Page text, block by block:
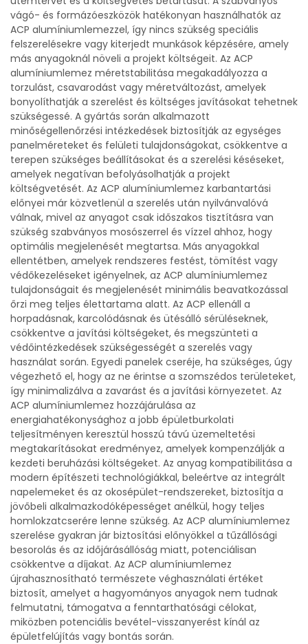
vágó- és formázóeszközök hatékonyan használhatók az
ACP alumíniumlemezzel, így nincs szükség speciális
felszerelésekre vagy kiterjedt munkások képzésére, amely
más anyagoknál növeli a projekt költségeit. Az ACP
alumíniumlemez méretstabilitása megakadályozza a
torzulást, csavarodást vagy méretváltozást, amelyek
bonyolíthatják a szerelést és költséges javításokat tehetnek
szükségessé. A gyártás során alkalmazott
minőségellenőrzési intézkedések biztosítják az egységes
panelméreteket és felületi tulajdonságokat, csökkentve a
terepen szükséges beállításokat és a szerelési késéseket,
amelyek negatívan befolyásolhatják a projekt
költségvetését. Az ACP alumíniumlemez karbantartási
előnyei már közvetlenül a szerelés után nyilvánvalóvá
válnak, mivel az anyagot csak időszakos tisztításra van
szükség szabványos mosószerrel és vízzel ahhoz, hogy
optimális megjelenését megtartsa. Más anyagokkal
ellentétben, amelyek rendszeres festést, tömítést vagy
védőkezeléseket igényelnek, az ACP alumíniumlemez
tulajdonságait és megjelenését minimális beavatkozással
őrzi meg teljes élettartama alatt. Az ACP ellenáll a
horpadásnak, karcolódásnak és ütésálló sérüléseknek,
csökkentve a javítási költségeket, és megszünteti a
védőintézkedések szükségességét a szerelés vagy
használat során. Egyedi panelek cseréje, ha szükséges, úgy
végezhető el, hogy az ne érintse a szomszédos területeket,
így minimalizálva a zavarást és a javítási környezetet. Az
ACP alumíniumlemez hozzájárulása az
energiahatékonysághoz a jobb épületburkolati
teljesítményen keresztül hosszú távú üzemeltetési
megtakarításokat eredményez, amelyek kompenzálják a
kezdeti beruházási költségeket. Az anyag kompatibilitása a
modern építészeti technológiákkal, beleértve az integrált
napelemeket és az okosépület-rendszereket, biztosítja a
jövőbeli alkalmazkodóképességet anélkül, hogy teljes
homlokzatcserére lenne szükség. Az ACP alumíniumlemez
szerelése gyakran jár biztosítási előnyökkel a tűzállósági
besorolás és az időjárásállóság miatt, potenciálisan
csökkentve a díjakat. Az ACP alumíniumlemez
újrahasznosítható természete véghasználati értéket
biztosít, amelyet a hagyományos anyagok nem tudnak
felmutatni, támogatva a fenntarthatósági célokat,
miközben potenciális bevétel-visszanyerést kínál az
épületfelújítás vagy bontás során.